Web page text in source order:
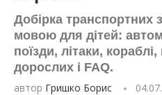
Добірка транспортних
мовою для дітей:
поїзди, літаки,
дорослих і FAQ.
автор Гришко Борис